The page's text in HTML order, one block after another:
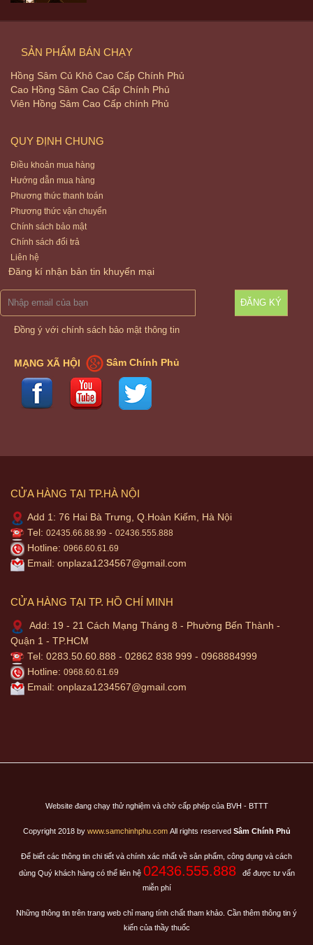
chất hồng sâm 6 năm tuổi, chất lượng cao.
SẢN PHẨM BÁN CHẠY
Hồng Sâm Củ Khô Cao Cấp Chính Phủ
Cao Hồng Sâm Cao Cấp Chính Phủ
Viên Hồng Sâm Cao Cấp chính Phủ
QUY ĐỊNH CHUNG
Điều khoản mua hàng
Hướng dẫn mua hàng
Phương thức thanh toán
Phương thức vận chuyển
Chính sách bảo mật
Chính sách đổi trả
Liên hệ
Đăng kí nhận bản tin khuyến mại
ĐĂNG KÝ
Đồng ý với chính sách bảo mật thông tin
MẠNG XÃ HỘI Sâm Chính Phủ
CỬA HÀNG TẠI TP.HÀ NỘI
Add 1: 76 Hai Bà Trưng, Q.Hoàn Kiếm, Hà Nội
Tel: 02435.66.88.99 - 02436.555.888
Hotline: 0966.60.61.69
Email: onplaza1234567@gmail.com
CỬA HÀNG TẠI TP. HỒ CHÍ MINH
Add: 19 - 21 Cách Mạng Tháng 8 - Phường Bến Thành -
Quận 1 - TP.HCM
Tel: 0283.50.60.888 - 02862 838 999 - 0968884999
Hotline: 0968.60.61.69
Email: onplaza1234567@gmail.com
Website đang chạy thử nghiệm và chờ cấp phép của BVH - BTTT
Copyright 2018 by www.samchinhphu.comAll rights reserved Sâm Chính Phủ
Để biết các thông tin chi tiết và chính xác nhất về sản phẩm, công dụng và cách
dùng Quý khách hàng có thể liên hệ 02436.555.888
để được tư vấn
miễn phí
Những thông tin trên trang web chỉ mang tính chất tham khảo. Cần thêm thông tin ý
kiến của thầy thuốc